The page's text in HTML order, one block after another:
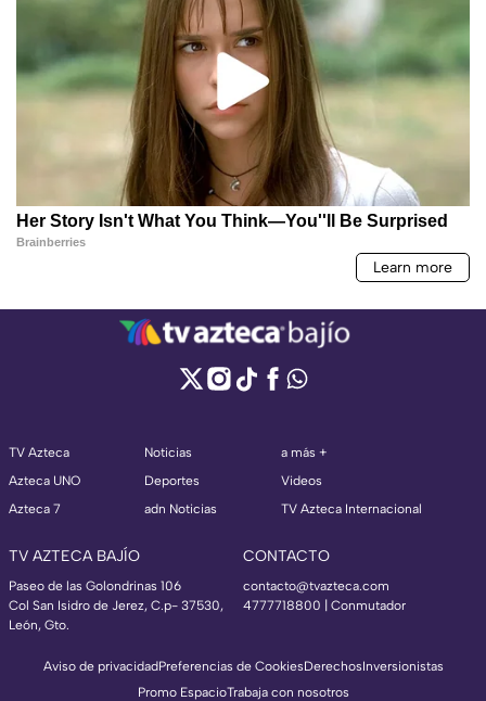
TV Azteca
Azteca UNO
Azteca 7
Noticias
Deportes
adn Noticias
a más +
Videos
TV Azteca Internacional
TV AZTECA BAJÍO
Paseo de las Golondrinas 106
Col San Isidro de Jerez, C.p- 37530,
León, Gto.
CONTACTO
contacto@tvazteca.com
4777718800 | Conmutador
Aviso de privacidadPreferencias de CookiesDerechosInversionistas
Promo EspacioTrabaja con nosotros